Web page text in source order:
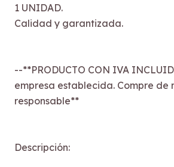
1 UNIDAD.
Calidad y garantizada.
--**PRODUCTO CON IVA
empresa establecida. Compre de
responsable**
Descripción: